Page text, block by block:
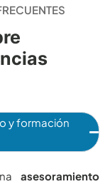
y formación
asesoramiento